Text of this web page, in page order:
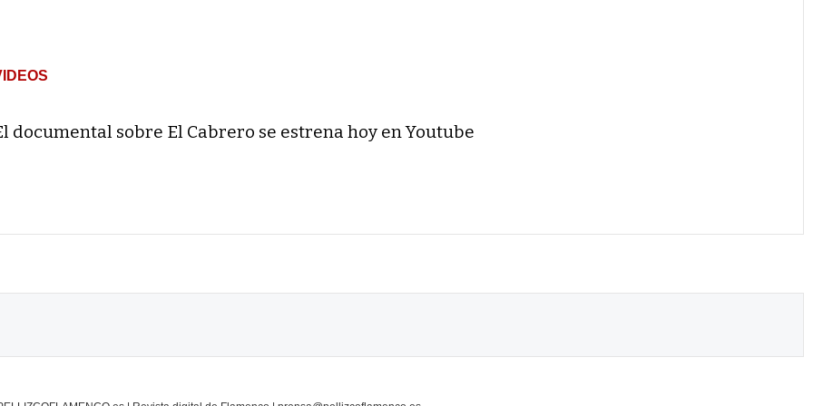
documental sobre El Cabrero se estrena hoy en Youtube